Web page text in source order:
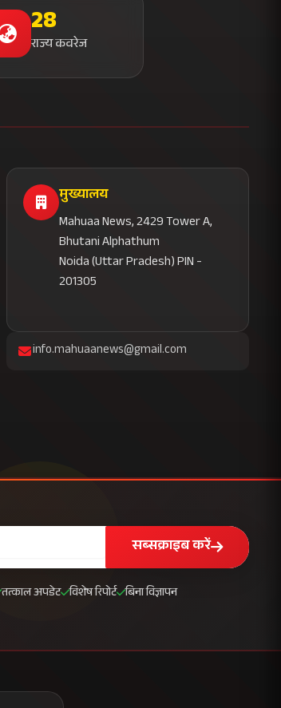
28
राज्य कवरेज
मुख्यालय
Mahuaa News, 2429 Tower A,
Bhutani Alphathum
Noida (Uttar Pradesh) PIN -
201305
info.mahuaanews@gmail.com
सब्सक्राइब करें
तत्काल अपडेट विशेष रिपोर्ट बिना विज्ञापन